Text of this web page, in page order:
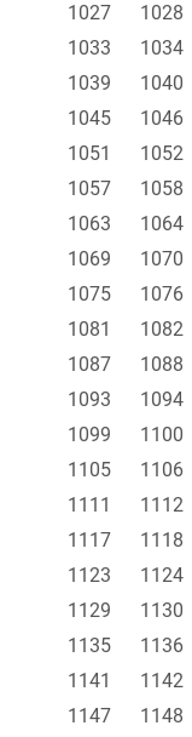
1027
1028
1033
1034
1039
1040
1045
1046
1051
1052
1057
1058
1063
1064
1069
1070
1075
1076
1081
1082
1087
1088
1093
1094
1099
1100
1105
1106
1111
1112
1117
1118
1123
1124
1129
1130
1135
1136
1141
1142
1147
1148